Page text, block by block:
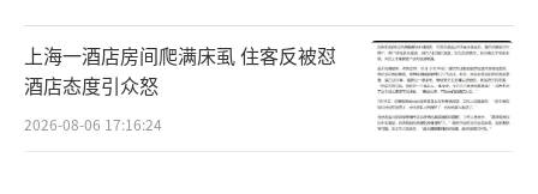
上海一酒店房间爬满床虱 住客反被怼
酒店态度引众怒
2026-08-06 17:16:24